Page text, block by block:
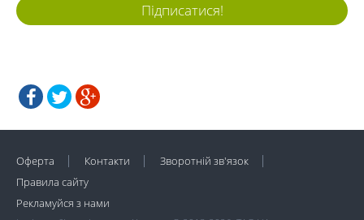
Підписатися!
Оферта Контакти
Зворотній зв'язок
Правила сайту
Рекламуйся з нами